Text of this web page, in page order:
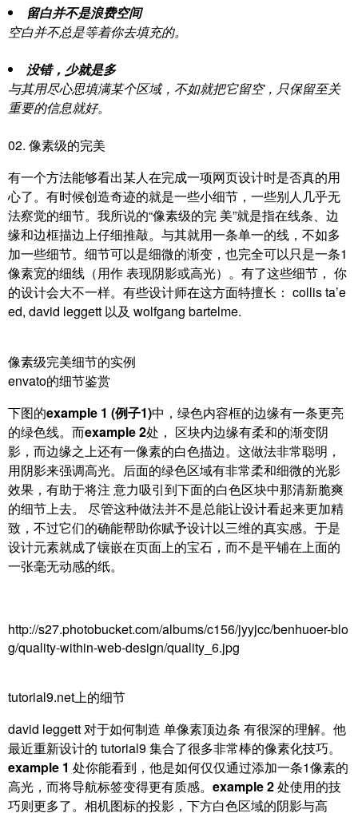
留白并不是浪费空间
空白并不总是等着你去填充的。
没错，少就是多
与其用尽心思填满某个区域，不如就把它留空，只保留至关
重要的信息就好。
02. 像素级的完美
有一个方法能够看出某人在完成一项网页设计时是否真的用
心了。有时候创造奇迹的就是一些小细节，一些别人几乎无
法察觉的细节。我所说的“像素级的完 美”就是指在线条、边
缘和边框描边上仔细推敲。与其就用一条单一的线，不如多
加一些细节。细节可以是细微的渐变，也完全可以只是一条1
像素宽的细线（用作 表现阴影或高光）。有了这些细节， 你
的设计会大不一样。有些设计师在这方面特擅长： collis ta’e
ed, david leggett 以及 wolfgang bartelme.
像素级完美细节的实例
envato的细节鉴赏
下图的example 1 (例子1)中，绿色内容框的边缘有一条更亮
的绿色线。而example 2处， 区块内边缘有柔和的渐变阴
影，而边缘之上还有一像素的白色描边。这做法非常聪明，
用阴影来强调高光。后面的绿色区域有非常柔和细微的光影
效果，有助于将注 意力吸引到下面的白色区块中那清新脆爽
的细节上去。 尽管这种做法并不是总能让设计看起来更加精
致，不过它们的确能帮助你赋予设计以三维的真实感。于是
设计元素就成了镶嵌在页面上的宝石，而不是平铺在上面的
一张毫无动感的纸。
http://s27.photobucket.com/albums/c156/jyyjcc/benhuoer-blo
g/quality-within-web-design/quality_6.jpg
tutorial9.net上的细节
david leggett 对于如何制造 单像素顶边条 有很深的理解。他
最近重新设计的 tutorial9 集合了很多非常棒的像素化技巧。
example 1 处你能看到，他是如何仅仅通过添加一条1像素的
高光，而将导航标签变得更有质感。 example 2处使用的技
巧则更多了。相机图标的投影，下方白色区域的阴影与高